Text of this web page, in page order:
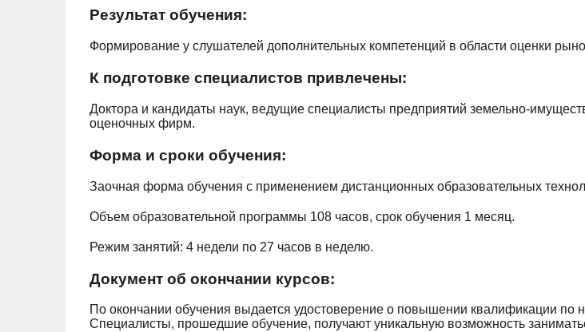
Результат обучения:
Формирование у слушателей дополнительных компетенций в области оценки
К подготовке специалистов привлечены:
Доктора и кандидаты наук, ведущие специалисты предприятий земельно-
оценочных фирм.
Форма и сроки обучения:
Заочная форма обучения с применением дистанционных образовательных
Объем образовательной программы 108 часов, срок обучения 1 месяц.
Режим занятий: 4 недели по 27 часов в неделю.
Документ об окончании курсов:
По окончании обучения выдается удостоверение о повышении квалификации по
Специалисты, прошедшие обучение, получают уникальную возможность